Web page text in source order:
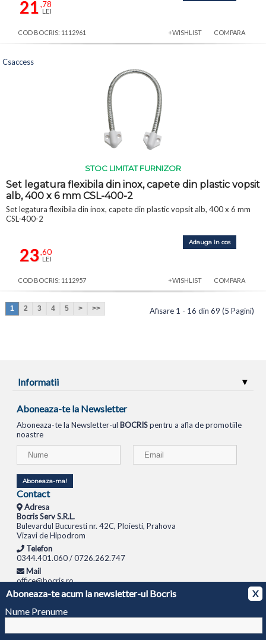
Aboneaza-te acum la newsletter-ul Bocris
X
Nume Prenume
21,78
LEI
COD BOCRIS: 1112961 +WISHLIST COMPARA
STOC LIMITAT FURNIZOR
Set legatura flexibila din inox, capete din plastic vopsit
alb, 400 x 6 mm CSL-400-2
Set legatura flexibila din inox, capete din plastic vopsit alb, 400 x 6 mm
CSL-400-2
23,60
LEI
Adauga in cos
Csaccess
COD BOCRIS: 1112957 +WISHLIST COMPARA
1 2 3 4 5 > >> Afisare 1 - 16 din 69 (5 Pagini)
Informatii
Aboneaza-te la Newsletter
Aboneaza-te la Newsletter-ul BOCRISpentru a afla de promotiile
noastre
Aboneaza-ma!
Contact
Adresa
Bocris Serv S.R.L.
Bulevardul Bucuresti nr. 42C, Ploiesti, Prahova
Vizavi de Hipodrom
Telefon
0344.401.060 / 0726.262.747
Mail
office@bocris.ro
LAPTOPURI NETBOOK TABLETE MULTIFUNCTIONALE